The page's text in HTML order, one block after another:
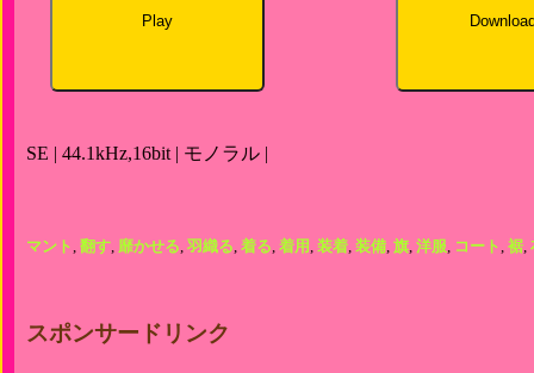
Play
SE | 44.1kHz,16bit | モノラル |
マント, 翻す, 靡かせる, 羽織る, 着る, 着用, 装着, 装備, 旗, 洋服, コート, 裾,
スポンサードリンク